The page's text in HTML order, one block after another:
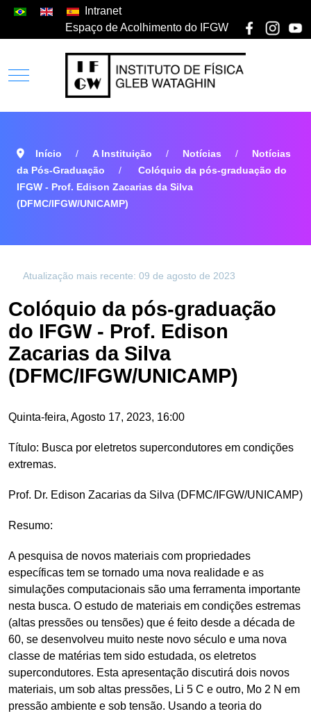
Intranet
Espaço de Acolhimento do IFGW
Início A Instituição Notícias
Notícias
da Pós-Graduação
Colóquio da pós-graduação do
IFGW - Prof. Edison Zacarias da Silva
(DFMC/IFGW/UNICAMP)
Atualização mais recente: 09 de agosto de 2023
Colóquio da pós-graduação
do IFGW - Prof. Edison
Zacarias da Silva
(DFMC/IFGW/UNICAMP)
Quinta-feira, Agosto 17, 2023, 16:00
Título: Busca por eletretos supercondutores em condições
extremas.
Prof. Dr. Edison Zacarias da Silva (DFMC/IFGW/UNICAMP)
Resumo:
A pesquisa de novos materiais com propriedades
específicas tem se tornado uma nova realidade e as
simulações computacionais são uma ferramenta importante
nesta busca. O estudo de materiais em condições estremas
(altas pressões ou tensões) que é feito desde a década de
60, se desenvolveu muito neste novo século e uma nova
classe de matérias tem sido estudada, os eletretos
supercondutores. Esta apresentação discutirá dois novos
materiais, um sob altas pressões, Li 5 C e outro, Mo 2 N em
pressão ambiente e sob tensão. Usando a teoria do